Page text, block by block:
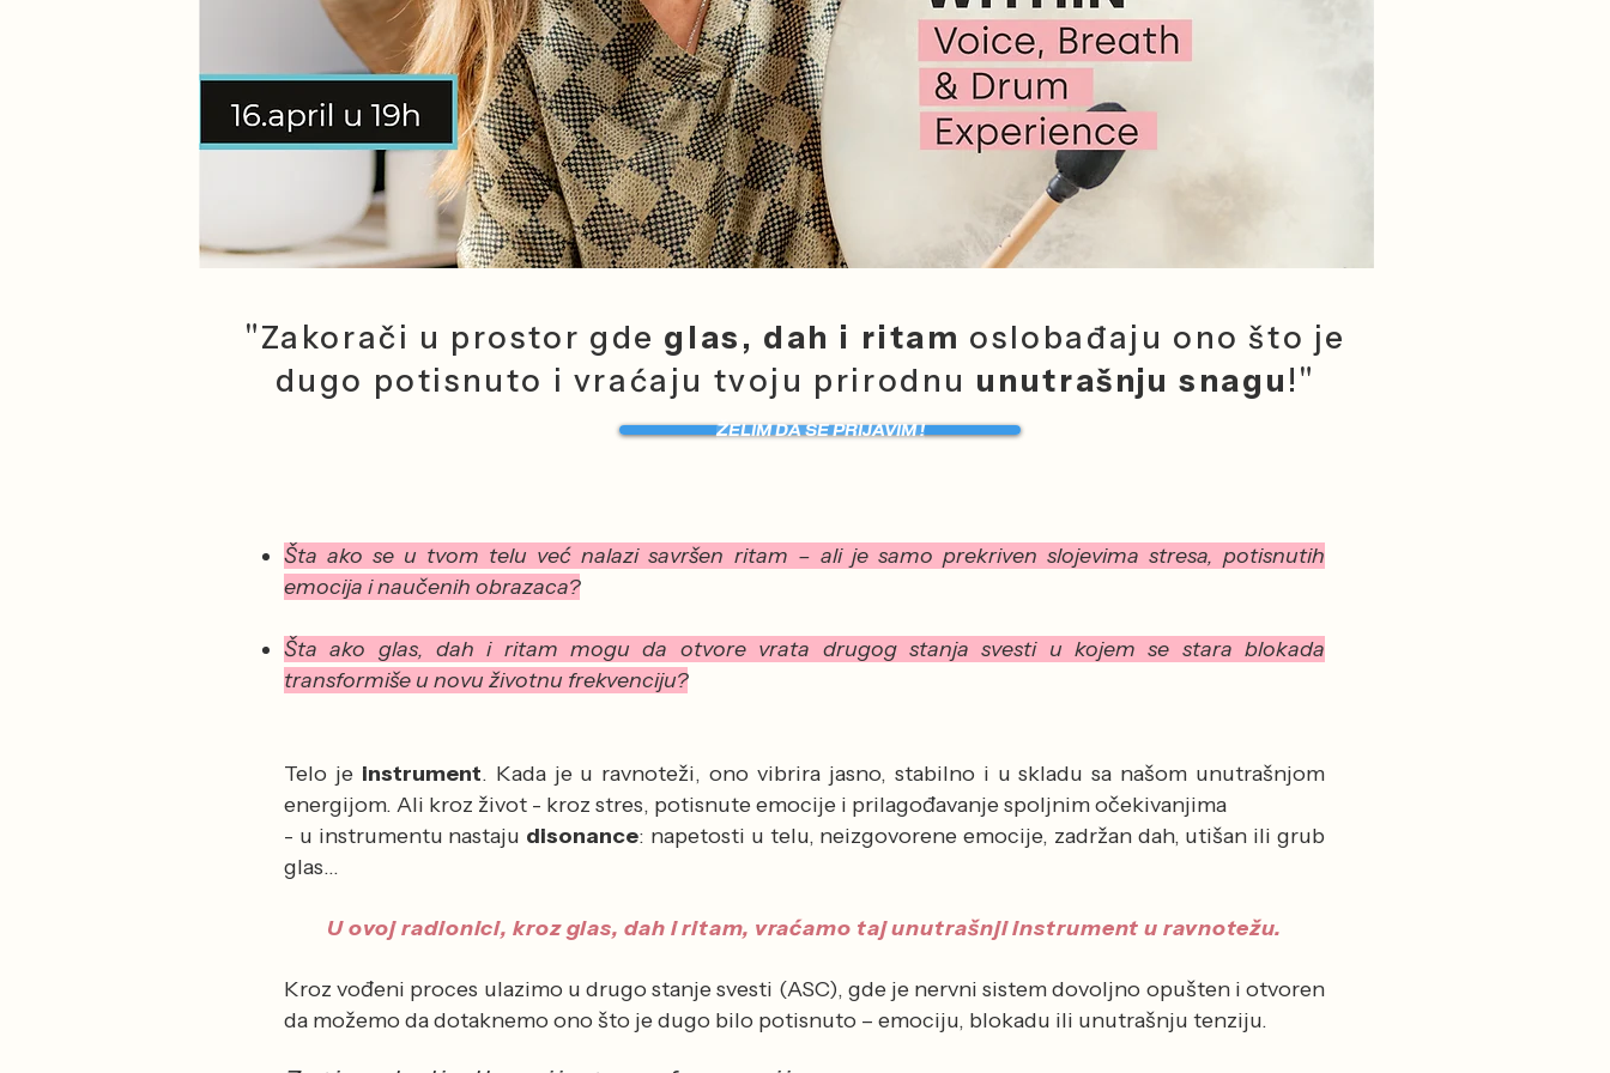
"Zakorači u prostor gde glas, dah i ritam oslobađaju ono što je
dugo potisnuto i vraćaju tvoju prirodnu unutrašnju snagu!"
ŽELIM DA SE PRIJAVIM !
Šta ako se u tvom telu već nalazi savršen ritam – ali je samo prekriven slojevima stresa, potisnutih
emocija i naučenih obrazaca?
Šta ako glas, dah i ritam mogu da otvore vrata drugog stanja svesti u kojem se stara blokada
transformiše u novu životnu frekvenciju?
Telo je instrument. Kada je u ravnoteži, ono vibrira jasno, stabilno i u skladu sa našom unutrašnjom
energijom. Ali kroz život - kroz stres, potisnute emocije i prilagođavanje spoljnim očekivanjima
- u instrumentu nastaju disonance: napetosti u telu, neizgovorene emocije, zadržan dah, utišan ili grub
glas...
U ovoj radionici, kroz glas, dah i ritam, vraćamo taj unutrašnji instrument u ravnotežu.
Kroz vođeni proces ulazimo u drugo stanje svesti (ASC), gde je nervni sistem dovoljno opušten i otvoren
da možemo da dotaknemo ono što je dugo bilo potisnuto – emociju, blokadu ili unutrašnju tenziju.